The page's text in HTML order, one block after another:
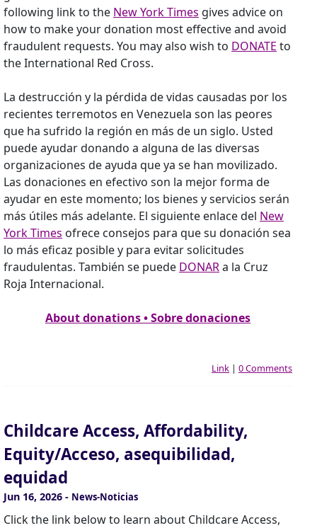
following link to the New York Times gives advice on
how to make your donation most effective and avoid
fraudulent requests. You may also wish to DONATE to
the International Red Cross.
La destrucción y la pérdida de vidas causadas por los
recientes terremotos en Venezuela son las peores
que ha sufrido la región en más de un siglo. Usted
puede ayudar donando a alguna de las diversas
organizaciones de ayuda que ya se han movilizado.
Las donaciones en efectivo son la mejor forma de
ayudar en este momento; los bienes y servicios serán
más útiles más adelante. El siguiente enlace del New
York Times ofrece consejos para que su donación sea
lo más eficaz posible y para evitar solicitudes
fraudulentas. También se puede DONARa la Cruz
Roja Internacional.
About donations • Sobre donaciones
Link | 0 Comments
Childcare Access, Affordability,
Equity/Acceso, asequibilidad,
equidad
Jun 16, 2026 - News-Noticias
Click the link below to learn about Childcare Access,